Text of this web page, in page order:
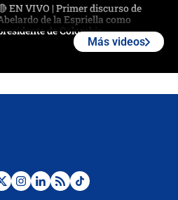
EN VIVO | Primer discurso de
de la Espriella como
de Colombia
dermatitis hasta infecciones:
Más videos